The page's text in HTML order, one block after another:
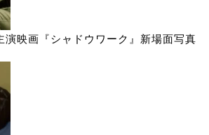
演映画『シャドウワーク』新場面写真